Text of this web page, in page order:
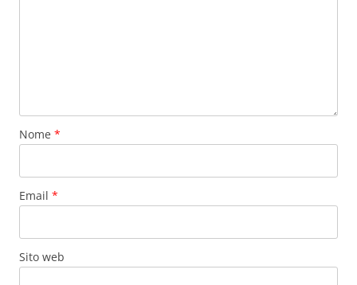
Nome *
Email *
Sito web